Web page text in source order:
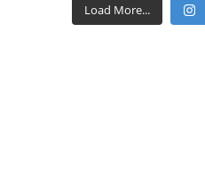
Load More...